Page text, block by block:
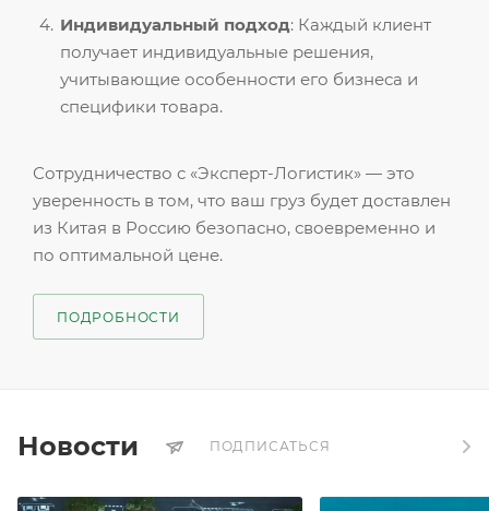
Индивидуальный подход: Каждый клиент
получает индивидуальные решения,
учитывающие особенности его бизнеса и
специфики товара.
Сотрудничество с «Эксперт-Логистик» — это
уверенность в том, что ваш груз будет доставлен
из Китая в Россию безопасно, своевременно и
по оптимальной цене.
ПОДРОБНОСТИ
Новости ПОДПИСАТЬСЯ